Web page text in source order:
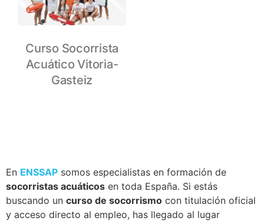
Curso Socorrista
Acuático Vitoria-
Gasteiz
En ENSSAP somos especialistas en formación de
socorristas acuáticos en toda España. Si estás
buscando un curso de socorrismo con titulación oficial
y acceso directo al empleo, has llegado al lugar